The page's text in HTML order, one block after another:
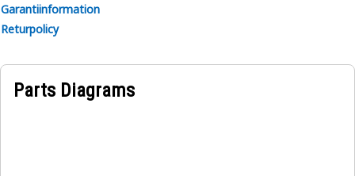
Garantiinformation
Returpolicy
Parts Diagrams